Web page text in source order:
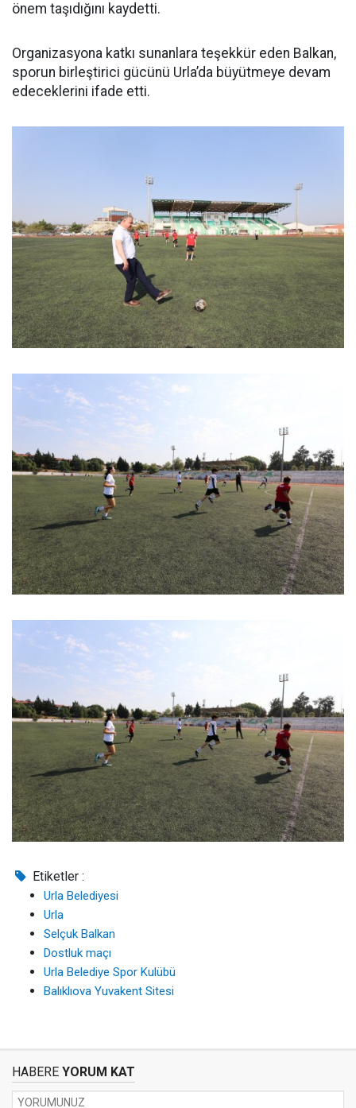
önem taşıdığını kaydetti.
Organizasyona katkı sunanlara teşekkür eden Balkan,
sporun birleştirici gücünü Urla’da büyütmeye devam
edeceklerini ifade etti.
Etiketler :
Urla Belediyesi
Urla
Selçuk Balkan
Dostluk maçı
Urla Belediye Spor Kulübü
Balıklıova Yuvakent Sitesi
HABERE YORUM KAT